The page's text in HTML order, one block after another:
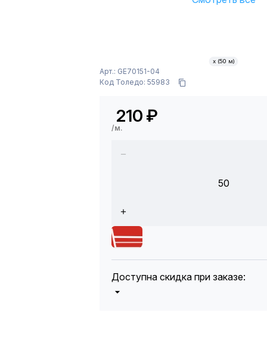
Арт.: GE70151-04
Код Толедо: 55983
210 ₽
/м.
х (50 м)
50
Доступна скидка при заказе: